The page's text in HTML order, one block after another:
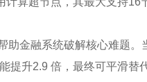
金融系统破解核心难题
提升2.9 倍，最终可平滑替